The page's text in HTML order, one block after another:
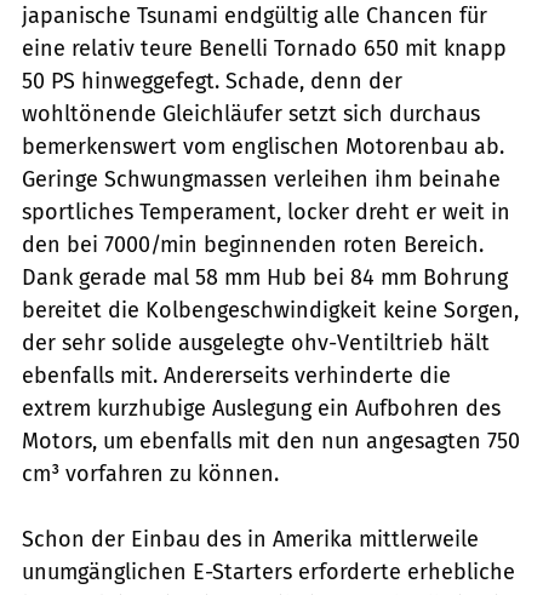
japanische Tsunami endgültig alle Chancen für
eine relativ teure Benelli Tornado 650 mit knapp
50 PS hinweggefegt. Schade, denn der
wohltönende Gleichläufer setzt sich durchaus
bemerkenswert vom englischen Motorenbau ab.
Geringe Schwungmassen verleihen ihm beinahe
sportliches Temperament, locker dreht er weit in
den bei 7000/min beginnenden roten Bereich.
Dank gerade mal 58 mm Hub bei 84 mm Bohrung
bereitet die Kolbengeschwindigkeit keine Sorgen,
der sehr solide ausgelegte ohv-Ventiltrieb hält
ebenfalls mit. Andererseits verhinderte die
extrem kurzhubige Auslegung ein Aufbohren des
Motors, um ebenfalls mit den nun angesagten 750
cm³ vorfahren zu können.
Schon der Einbau des in Amerika mittlerweile
unumgänglichen E-Starters erforderte erhebliche